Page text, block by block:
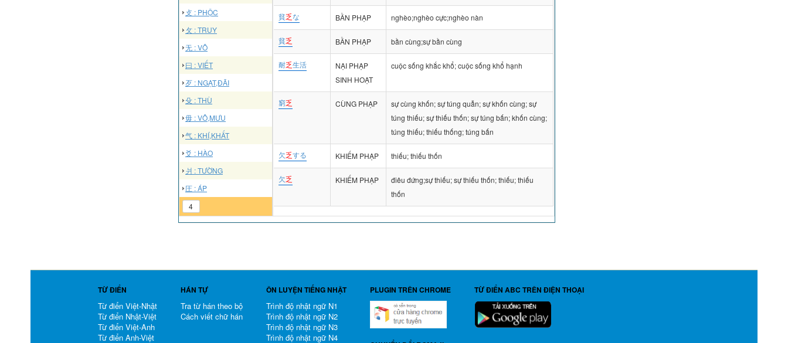
攴 : PHỘC
攵 : TRUY
无 : VÔ
曰 : VIẾT
歹 : NGẠT,ĐÃI
殳 : THÙ
毋 : VÔ,MƯU
气 : KHÍ,KHẤT
爻 : HÀO
爿 : TƯỜNG
圧 : ÁP
4
貧乏な BẦN PHẠP nghèo;nghèo cực;nghèo nàn
貧乏 BẦN PHẠP bần cùng;sự bần cùng
耐乏生活
NẠI PHẠP
SINH HOẠT
cuộc sống khắc khổ; cuộc sống khổ hạnh
窮乏 CÙNG PHẠP
sự cùng khốn; sự túng quẫn; sự khốn cùng; sự
túng thiếu; sự thiếu thốn; sự túng bấn; khốn cùng;
túng thiếu; thiếu thống; túng bấn
欠乏する KHIẾM PHẠP thiếu; thiếu thốn
欠乏 KHIẾM PHẠP
điêu đứng;sự thiếu; sự thiếu thốn; thiếu; thiếu
thốn
TỪ ĐIỂN
Từ điển Việt-Nhật
Từ điển Nhật-Việt
Từ điển Việt-Anh
Từ điển Anh-Việt
HÁN TỰ
Tra từ hán theo bộ
Cách viết chữ hán
ÔN LUYỆN TIẾNG NHẬT
Trình độ nhật ngữ N1
Trình độ nhật ngữ N2
Trình độ nhật ngữ N3
Trình độ nhật ngữ N4
PLUGIN TRÊN CHROME TỪ ĐIỂN ABC TRÊN ĐIỆN THOẠI